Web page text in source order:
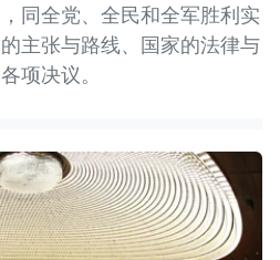
同全党、全民和全军胜利实
主张与路线、国家的法律与
项决议。